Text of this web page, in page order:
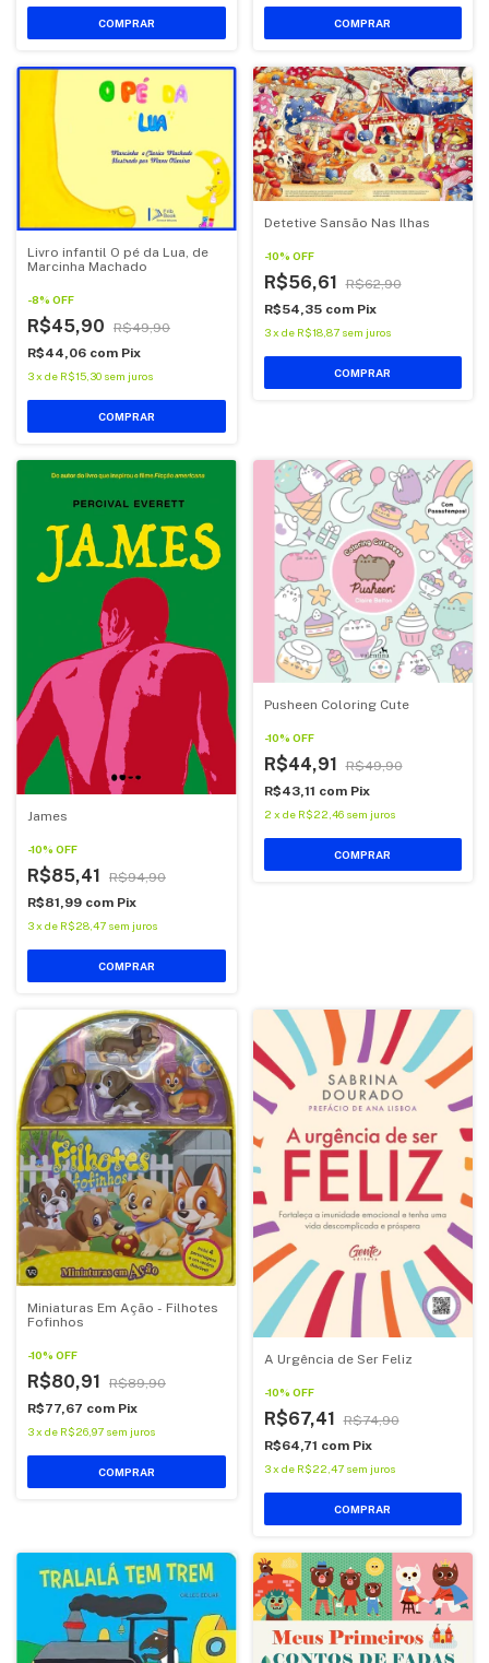
Livro infantil O pé da Lua, de
Marcinha Machado
-8% OFF
R$45,90
R$49,90
R$44,06 com Pix
3x de R$15,30 sem juros
Detetive Sansão Nas Ilhas
-10% OFF
R$56,61
R$62,90
R$54,35 com Pix
3 x de R$18,87 sem juros
COMPRAR
James
-10% OFF
R$85,41
R$94,90
R$81,99 com Pix
3x de R$28,47 sem juros
Pusheen Coloring Cute
-10% OFF
R$44,91
R$49,90
R$43,11 com Pix
2 x de R$22,46 sem juros
COMPRAR
Miniaturas Em Ação - Filhotes
Fofinhos
-10% OFF
R$80,91
R$89,90
R$77,67 com Pix
3x de R$26,97 sem juros
COMPRAR
A Urgência de Ser Feliz
-10% OFF
R$67,41
R$74,90
R$64,71 com Pix
3 x de R$22,47 sem juros
COMPRAR